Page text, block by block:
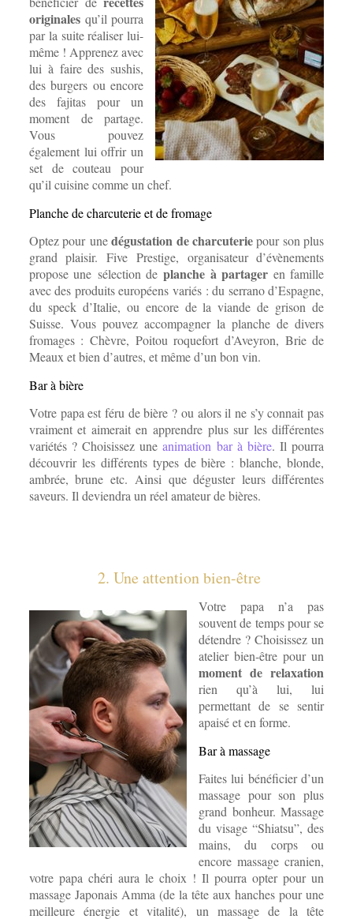
originalesqu’il pourra
par la suite réaliser lui-
même ! Apprenez avec
lui à faire des sushis,
des burgers ou encore
des fajitas pour un
moment de partage.
Vous pouvez
également lui offrir un
set de couteau pour
qu’il cuisine comme un chef.
Planche de charcuterie et de fromage
Optez pour unedégustation de charcuteriepour son plus
grand plaisir. Five Prestige, organisateur d’évènements
propose une sélection de planche à partager en famille
avec des produits européens variés : du serrano d’Espagne,
du speck d’Italie, ou encore de la viande de grison de
Suisse. Vous pouvez accompagner la planche de divers
fromages : Chèvre, Poitou roquefort d’Aveyron, Brie de
Meaux et bien d’autres, et même d’un bon vin.
Bar à bière
Votre papa est féru de bière ? ou alors il ne s’y connait pas
vraiment et aimerait en apprendre plus sur les différentes
variétés ? Choisissez uneanimation bar à bière. Il pourra
découvrir les différents types de bière : blanche, blonde,
ambrée, brune etc. Ainsi que déguster leurs différentes
saveurs. Il deviendra un réel amateur de bières.
2. Une attention bien-être
Votre papa n’a pas
souvent de temps pour se
détendre ? Choisissez un
atelier bien-être pour un
moment de relaxation
rien qu’à lui, lui
permettant de se sentir
apaisé et en forme.
Bar à massage
Faites lui bénéficier d’un
massage pour son plus
grand bonheur. Massage
du visage “Shiatsu”, des
mains, du corps ou
encore massage cranien,
votre papa chéri aura le choix ! Il pourra opter pour un
massage Japonais Amma (de la tête aux hanches pour une
meilleure énergie et vitalité), un massage de la tête